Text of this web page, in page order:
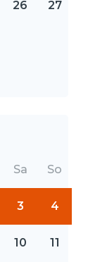
26 27
Sa So
3 4
10 11